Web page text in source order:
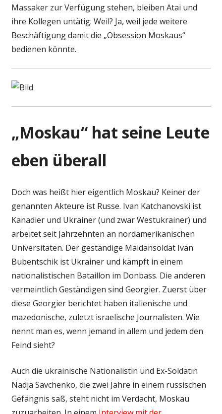
Massaker zur Verfügung stehen, bleiben Atai und
ihre Kollegen untätig. Weil? Ja, weil jede weitere
Beschäftigung damit die „Obsession Moskaus“
bedienen könnte.
„Moskau“ hat seine Leute
eben überall
Doch was heißt hier eigentlich Moskau? Keiner der
genannten Akteure ist Russe. Ivan Katchanovski ist
Kanadier und Ukrainer (und zwar Westukrainer) und
arbeitet seit Jahrzehnten an nordamerikanischen
Universitäten. Der geständige Maidansoldat Ivan
Bubentschik ist Ukrainer und kämpft in einem
nationalistischen Bataillon im Donbass. Die anderen
vermeintlich Geständigen sind Georgier. Zuerst über
diese Georgier berichtet haben italienische und
mazedonische, zuletzt israelische Journalisten. Wie
nennt man es, wenn jemand in allem und jedem den
Feind sieht?
Auch die ukrainische Nationalistin und Ex-Soldatin
Nadja Savchenko, die zwei Jahre in einem russischen
Gefängnis saß, steht nicht im Verdacht, Moskau